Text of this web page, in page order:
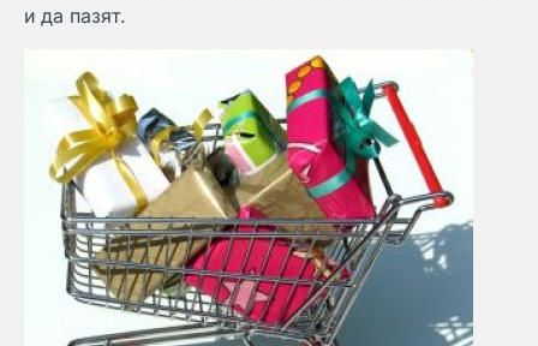
и да пазят.